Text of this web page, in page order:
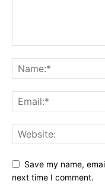
Save my name,
next time I comment.